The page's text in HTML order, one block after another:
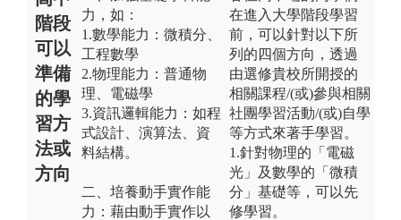
階段
可以
準備
的學
習方
法或
方向
力，如：
1.數學能力：微積分、
工程數學
2.物理能力：普通物
理、電磁學
3.資訊邏輯能力：如程
式設計、演算法、資
料結構。
二、培養動手實作能
力：藉由動手實作以
在進入大學階段學習
前，可以針對以下所
列的四個方向，透過
由選修貴校所開授的
相關課程/(或)參與相關
社團學習活動/(或)自學
等方式來著手學習。
1.針對物理的「電磁
光」及數學的「微積
分」基礎等，可以先
修學習。